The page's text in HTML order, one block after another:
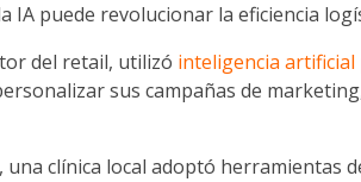
IA puede revolucionar la eficiencia
del retail, utilizó inteligencia
sus campañas de
una clínica local adoptó